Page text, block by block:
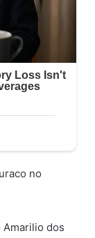
no
dos